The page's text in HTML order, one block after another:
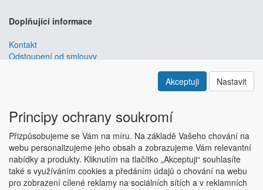
Doplňující informace
Kontakt
Odstoupení od smlouvy
je nejlepším řešením e-commerce pro informační
ESHOP dodáváme předpřipravený s uživatelsky příjemnou
responzivní šablonou, která se dá upravit a optimalizovat na míru.
Hlavní výhody? Přehlednost, intuitivní ovládání, administrace a
data ve Vaší ABŘE. Chci zjistit více
Copyright © ABRA Software a.s. 2018
Akceptuji Nastavit
Principy ochrany soukromí
Přizpůsobujeme se Vám na míru. Na základě Vašeho chování na
webu personalizujeme jeho obsah a zobrazujeme Vám relevantní
nabídky a produkty. Kliknutím na tlačítko „Akceptuji“ souhlasíte
také s využíváním cookies a předáním údajů o chování na webu
pro zobrazení cílené reklamy na sociálních sítích a v reklamních